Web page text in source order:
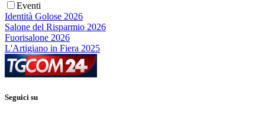
Eventi
Identità Golose 2026
Salone del Risparmio 2026
Fuorisalone 2026
L'Artigiano in Fiera 2025
Seguici su